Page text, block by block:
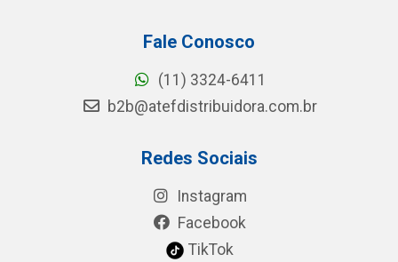
Fale Conosco
(11) 3324-6411
b2b@atefdistribuidora.com.br
Redes Sociais
Instagram
Facebook
TikTok